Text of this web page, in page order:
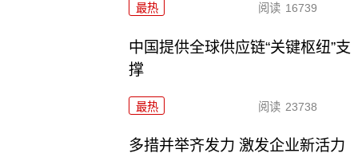
最热 阅读 16739
中国提供全球供应链“关键枢纽”支
撑
最热 阅读 23738
多措并举齐发力 激发企业新活力